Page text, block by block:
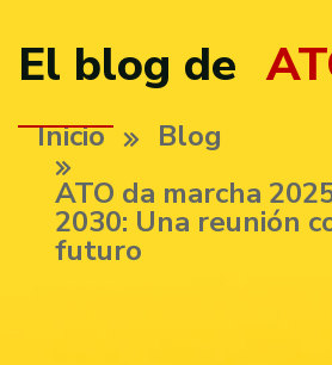
El blog de
Inicio
Blog
ATO da marcha
2030: Una reunión
futuro